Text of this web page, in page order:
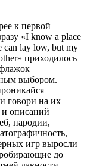
к первой
«I know a place
can lay low, but my
приходилось
выбором.
говори на их
и описаний
пародии,
игр выросли
до